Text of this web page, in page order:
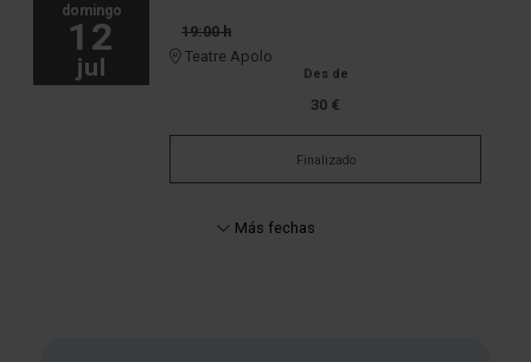
domingo
12
jul
19:00 h
Teatre Apolo
Des de
30 €
Finalizado
Más fechas